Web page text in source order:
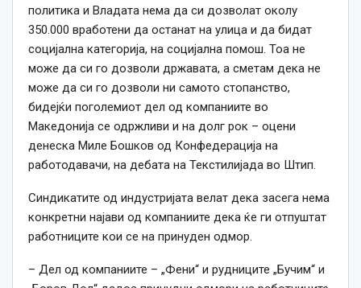
политика и Владата нема да си дозволат околу
350.000 вработени да останат на улица и да бидат
социјална категорија, на социјална помош. Тоа не
може да си го дозволи државата, а сметам дека не
може да си го дозволи ни самото стопанство,
бидејќи поголемиот дел од компаниите во
Македонија се одржливи и на долг рок – оцени
денеска Миле Бошков од Конфедерација на
работодавачи, на дебата на Текстилијада во Штип.
Синдикатите од индустријата велат дека засега нема
конкретни најави од компаниите дека ќе ги отпуштат
работниците кои се на принуден одмор.
– Дел од компаниите – „Фени“ и рудниците „Бучим“ и